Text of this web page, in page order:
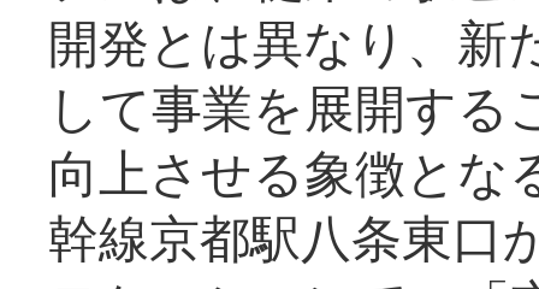
開発とは異なり、新
して事業を展開する
向上させる象徴とな
幹線京都駅八条東口